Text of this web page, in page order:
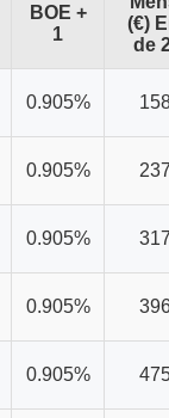
BOE +
1
(€)
de
0.905%
0.905%
0.905%
0.905%
0.905%